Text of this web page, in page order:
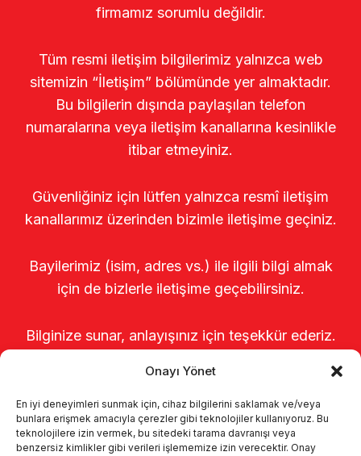
Onayı Yönet
En iyi deneyimleri sunmak için, cihaz bilgilerini saklamak ve/veya
bunlara erişmek amacıyla çerezler gibi teknolojiler kullanıyoruz. Bu
teknolojilere izin vermek, bu sitedeki tarama davranışı veya
benzersiz kimlikler gibi verileri işlememize izin verecektir. Onay
firmamız sorumlu değildir.
Tüm resmi iletişim bilgilerimiz yalnızca web
sitemizin “İletişim” bölümünde yer almaktadır.
Bu bilgilerin dışında paylaşılan telefon
numaralarına veya iletişim kanallarına kesinlikle
itibar etmeyiniz.
Güvenliğiniz için lütfen yalnızca resmî iletişim
kanallarımız üzerinden bizimle iletişime geçiniz.
Bayilerimiz (isim, adres vs.) ile ilgili bilgi almak
için de bizlerle iletişime geçebilirsiniz.
Bilginize sunar, anlayışınız için teşekkür ederiz.